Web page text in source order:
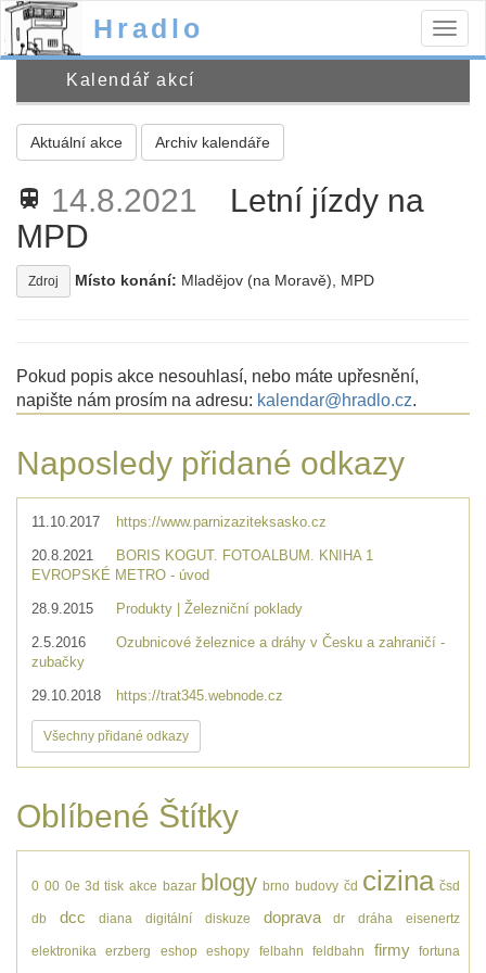
Hradlo
Kalendář akcí
Aktuální akce Archiv kalendáře
train 14.8.2021
Letní jízdy na
MPD
Zdroj Místo konání: Mladějov (na Moravě), MPD
Pokud popis akce nesouhlasí, nebo máte upřesnění,
napište nám prosím na adresu: kalendar@hradlo.cz.
Naposledy přidané odkazy
11.10.2017 https://www.parnizaziteksasko.cz
20.8.2021
BORIS KOGUT. FOTOALBUM. KNIHA 1
EVROPSKÉ METRO - úvod
28.9.2015 Produkty | Železniční poklady
2.5.2016
Ozubnicové železnice a dráhy v Česku a zahraničí -
zubačky
29.10.2018 https://trat345.webnode.cz
Všechny přidané odkazy
Oblíbené Štítky
0 00 0e 3d tisk akce bazar blogy brno budovy čd cizina čsd
db dcc diana digitální diskuze doprava dr dráha eisenertz
elektronika erzberg eshop eshopy felbahn feldbahn firmy fortuna